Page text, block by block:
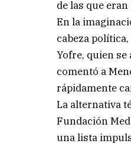
de las que
En la
cabeza
Yofre, quien
comentó a
rápidamente
La alternativa
Fundación
una lista